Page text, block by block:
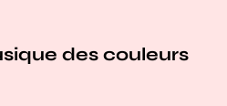
des couleurs